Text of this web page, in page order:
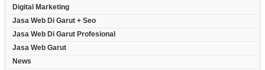
Digital Marketing
Jasa Web Di Garut + Seo
Jasa Web Di Garut Profesional
Jasa Web Garut
News